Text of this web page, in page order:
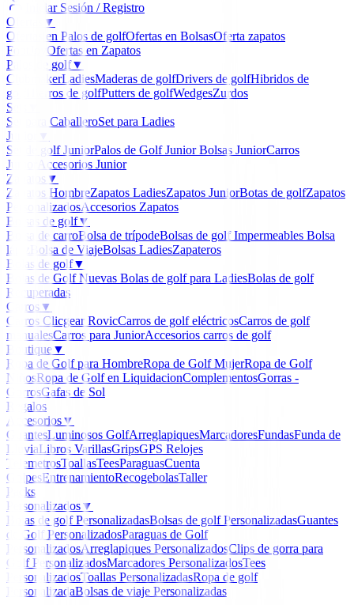
Iniciar Sesión / Registro
Ofertas
▼
Ofertas en Palos de golfOfertas en BolsasOferta zapatos
FootJoy Ofertas en Zapatos
Palos de golf▼
ClubmakerLadiesMaderas de golfDrivers de golfHibridos de
golf
Hierros de golfPutters de golfWedgesZurdos
Sets
Set para CaballeroSet para Ladies
Junior
Set de golf JuniorPalos de Golf JuniorBolsas JuniorCarros
Junior
Accesorios Junior
Zapatos ▼
Zapatos HombreZapatos LadiesZapatos JuniorBotas de golfZapatos
PersonalizadosAccesorios Zapatos
Bolsas de golf▼
Bolsa de carroBolsa de trípodeBolsas de golf Impermeables Bolsa
lápiz
Bolsa de ViajeBolsas LadiesZapateros
Bolas de golf▼
Bolas de Golf Nuevas Bolas de golf para LadiesBolas de golf
Recuperadas
Carros▼
Carros Clicgear RovicCarros de golf eléctricosCarros de golf
manualesCarros para JuniorAccesorios carros de golf
Boutique▼
Ropa de Golf para HombreRopa de Golf MujerRopa de Golf
NiñosRopa de Golf en LiquidacionComplementosGorras -
GorrosGafas de Sol
Regalos
Accesorios▼
GuantesLuminosos GolfArreglapiquesMarcadoresFundasFunda de
LluviaLibros VarillasGripsGPS Relojes
TelemetrosToallasTeesParaguasCuenta
GolpesEntrenamientoRecogebolasTaller
Packs
Personalizados▼
Bolas de golf PersonalizadasBolsas de golf PersonalizadasGuantes
de Golf PersonalizadosParaguas de Golf
PersonalizadosArreglapiques PersonalizadosClips de gorra para
Golf PersonalizadosMarcadores PersonalizadosTees
PersonalizadosToallas PersonalizadasRopa de golf
PersonalizadaBolsas de viaje Personalizadas